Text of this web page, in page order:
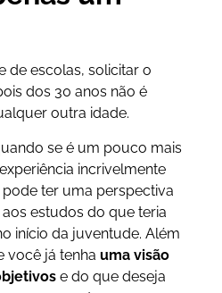
de escolas, solicitar o
dos 30 anos não é
outra idade.
se é um pouco mais
incrivelmente
ter uma perspectiva
estudos do que teria
início da juventude. Além
você já tenha uma visão
e do que deseja